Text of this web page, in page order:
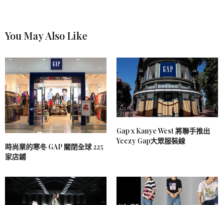
You May Also Like
時尚業的寒冬 GAP 關閉全球 225
家店鋪
Gap x Kanye West 將聯手推出
Yeezy Gap大眾服裝線